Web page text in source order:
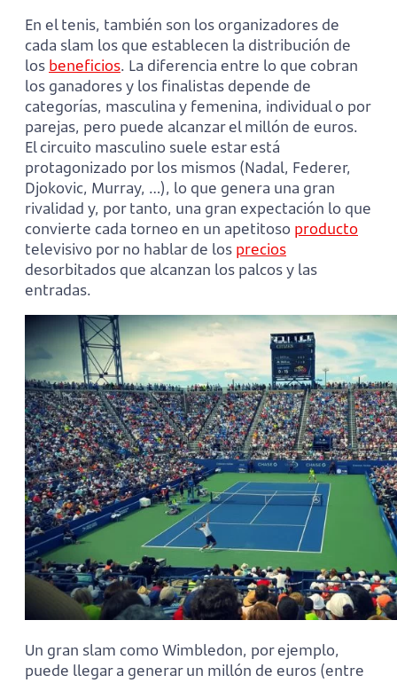
En el tenis, también son los organizadores de
cada slam los que establecen la distribución de
los beneficios. La diferencia entre lo que cobran
los ganadores y los finalistas depende de
categorías, masculina y femenina, individual o por
parejas, pero puede alcanzar el millón de euros.
El circuito masculino suele estar está
protagonizado por los mismos (Nadal, Federer,
Djokovic, Murray, …), lo que genera una gran
rivalidad y, por tanto, una gran expectación lo que
convierte cada torneo en un apetitoso producto
televisivo por no hablar de los precios
desorbitados que alcanzan los palcos y las
entradas.
Un gran slam como Wimbledon, por ejemplo,
puede llegar a generar un millón de euros (entre